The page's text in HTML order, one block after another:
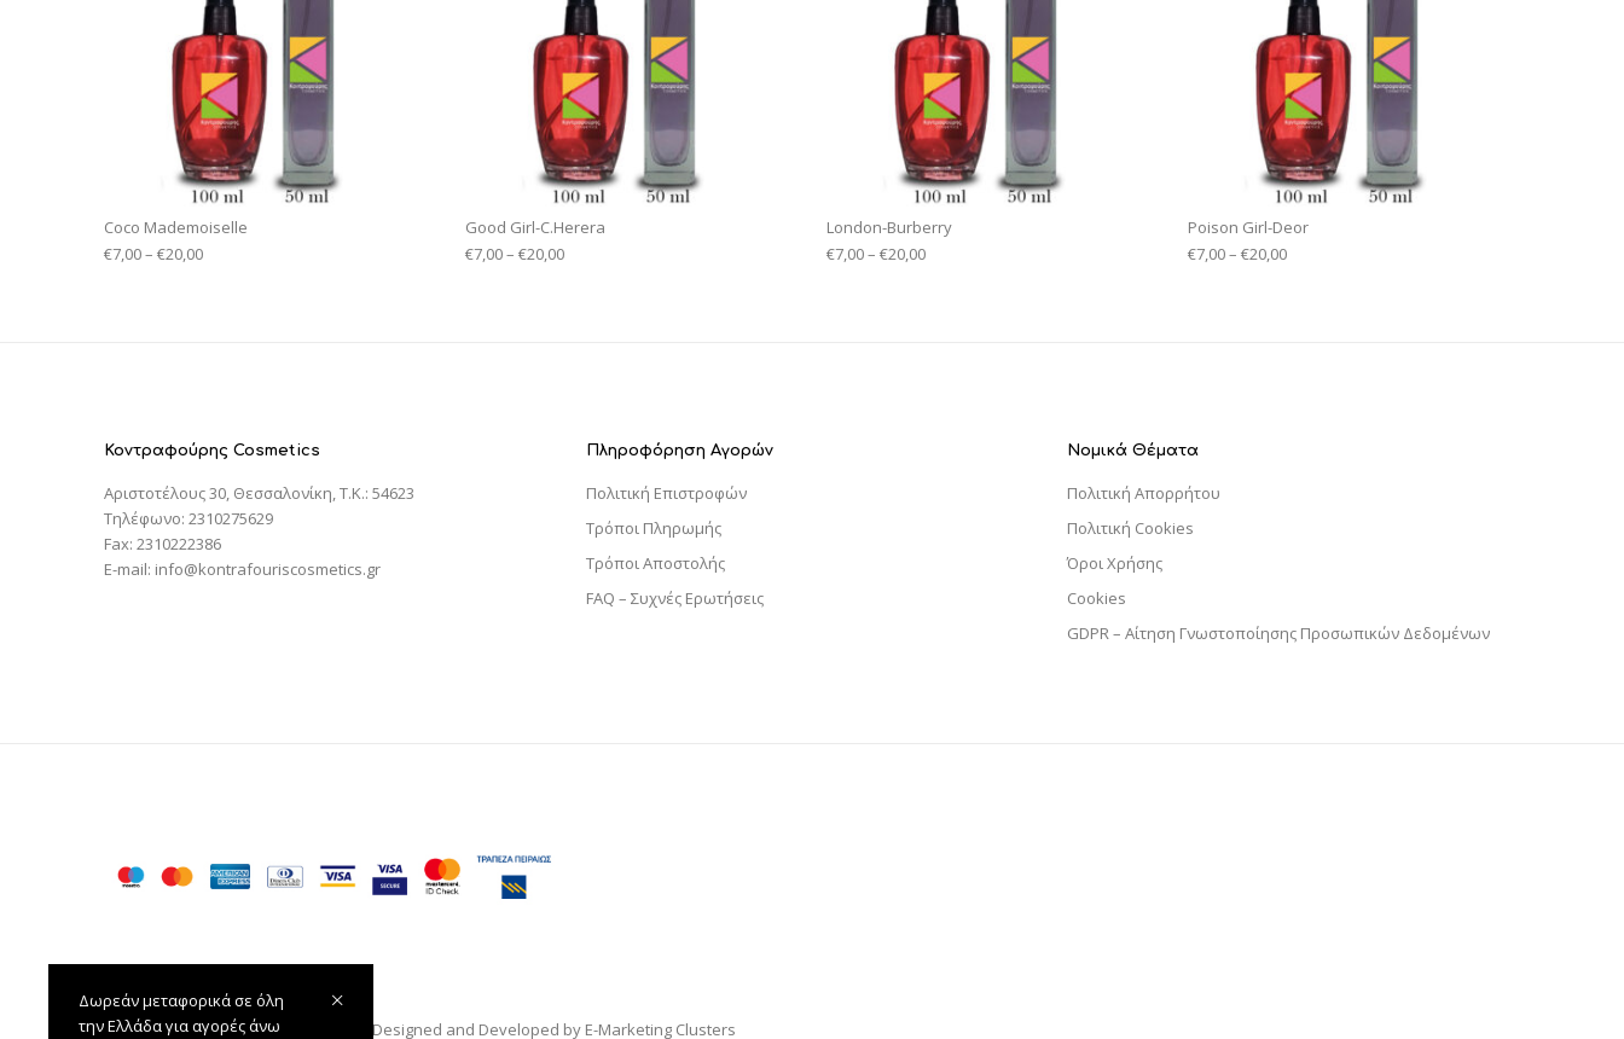
Coco Mademoiselle
€7,00– €20,00
Good Girl-C.Herera
€7,00– €20,00
London-Burberry
€7,00– €20,00
Poison Girl-Deor
€7,00– €20,00
Κοντραφούρης Cosmetics
Αριστοτέλους 30, Θεσσαλονίκη, T.K.: 54623
Τηλέφωνο: 2310275629
Fax: 2310222386
E-mail: info@kontrafouriscosmetics.gr
Πληροφόρηση Αγορών
Πολιτική Επιστροφών
Τρόποι Πληρωμής
Τρόποι Αποστολής
FAQ – Συχνές Ερωτήσεις
Νομικά Θέματα
Πολιτική Απορρήτου
Πολιτική Cookies
Όροι Χρήσης
Cookies
GDPR – Αίτηση Γνωστοποίησης Προσωπικών Δεδομένων
Κοντραφούρης Cosmetics © 2020 — Designed and Developed by E-Marketing Clusters
Δωρεάν μεταφορικά σε όλη
την Ελλάδα για αγορές άνω